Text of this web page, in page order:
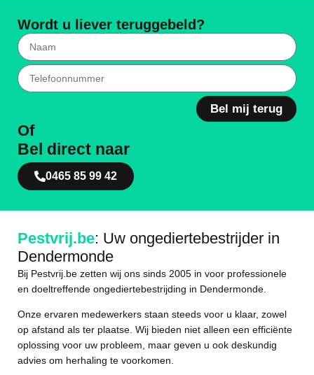
Wordt u liever teruggebeld?
Bel mij terug
Of
Bel direct naar
0465 85 99 42
Pestvrij.be: Uw ongediertebestrijder in
Dendermonde
Bij Pestvrij.be zetten wij ons sinds 2005 in voor professionele
en doeltreffende ongediertebestrijding in Dendermonde.
Onze ervaren medewerkers staan steeds voor u klaar, zowel
op afstand als ter plaatse. Wij bieden niet alleen een efficiënte
oplossing voor uw probleem, maar geven u ook deskundig
advies om herhaling te voorkomen.